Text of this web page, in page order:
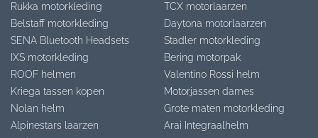
Rukka motorkleding
Belstaff motorkleding
SENA Bluetooth Headsets
IXS motorkleding
ROOF helmen
Kriega tassen kopen
Nolan helm
Alpinestars laarzen
TCX motorlaarzen
Daytona motorlaarzen
Stadler motorkleding
Bering motorpak
Valentino Rossi helm
Motorjassen dames
Grote maten motorkleding
Arai Integraalhelm